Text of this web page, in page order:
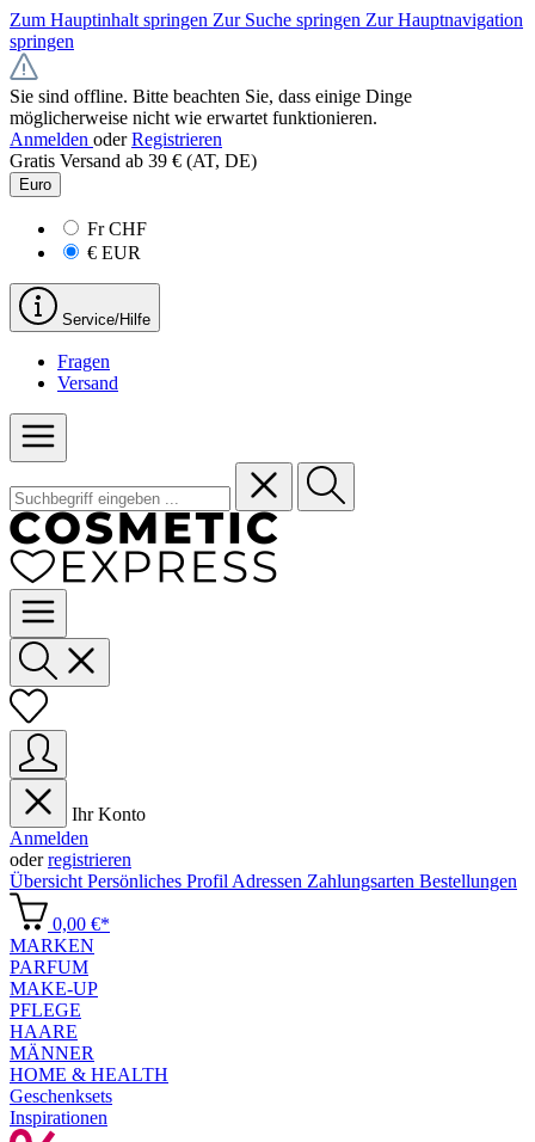
Zum Hauptinhalt springen Zur Suche springen Zur Hauptnavigation
springen
Sie sind offline. Bitte beachten Sie, dass einige Dinge
möglicherweise nicht wie erwartet funktionieren.
Anmelden oder Registrieren
Gratis Versand ab 39 € (AT, DE)
Euro
FrCHF
€ EUR
Service/Hilfe
Fragen
Versand
Ihr Konto
Anmelden
oderregistrieren
Übersicht Persönliches Profil Adressen Zahlungsarten Bestellungen
0,00 €*
MARKEN
PARFUM
MAKE-UP
PFLEGE
HAARE
MÄNNER
HOME & HEALTH
Geschenksets
Inspirationen